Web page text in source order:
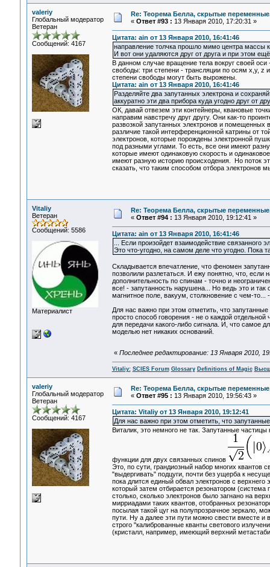
valeriy
Глобальный модератор
Ветеран
Сообщений: 4167
Re: Теорема Белла, скрытые
« Ответ #93 : 13 Января 2010, 17:20:31 »
Цитата: ain от 13 Января 2010, 16:41:46
направление толчка прошло мимо центра массы
И вот они удаляются друг от друга и при этом
В данном случае вращение тела вокруг своей
свободы: три степени - трансляции по осям х,у, z
степени свободы могут быть вырожены.
Цитата: ain от 13 Января 2010, 16:41:46
Разделяйте два запутанных электрона и
аккуратно эти два прибора куда угодно друг от
ОК, давай отвезем эти контейнеры, квановые
направим навстречу друг другу. Они как-то
развозкой запутанных электронов и помещенных
различие такой интерференционной катрины от
электронов, которые порождены электронной
под разными углами. То есть, все они имеют
которые имеют одинаковую скорость и
имеют разную историю происходения. Но поток
сказать, что таким способом отбора электронов
Vitaliy
Ветеран
Сообщений: 5586
Материалист
Re: Теорема Белла, скрытые
« Ответ #94 : 13 Января 2010, 19:12:41 »
Цитата: ain от 13 Января 2010, 16:41:46
... Если произойдет взаимодействие связанного
Это что-угодно, на самом деле что угодно. Пока
Складывается впечатление, что феномен
позволили разлетаться. И ежу понятно, что,
дополнительность по спинам - точно и
все! - запутанность нарушена... Но ведь это и
магнитное поле, вакуум, столкновение с чем-
Для нас важно при этом отметить, что
просто способ говорения - не о каждой
для передачи какого-либо сигнала. И, что самое
моделью нет никаких оснований.
« Последнее редактирование: 13 Января 2010,
Vitaliy: SCIES Forum Glossary Definitions of Magic
valeriy
Глобальный модератор
Ветеран
Сообщений: 4167
Re: Теорема Белла, скрытые
« Ответ #95 : 13 Января 2010, 19:56:43 »
Цитата: Vitaliy от 13 Января 2010, 19:12:41
Для нас важно при этом отметить, что
Виталик, это немного не так. Запутанные
функции для двух связанных спинов
Это, по сути, грандиозный набор многих квантов
"выдергивать" подцуги, почти без ущерба к
пока длится единый обвал электронов с верхнего
который затем отбирается резонатором
столько, сколько электронов было загнано на
мирриадами таких квантов, отобранных
посылая такой цуг на полупрозрачное зеркало,
пути. Ну а далее эти пути можно свести вместе и
строго "калиброванные кванты светового
(кристалл, например, имеющий верхний